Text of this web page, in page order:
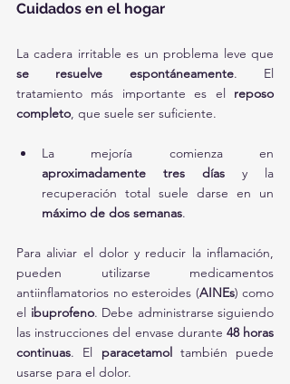
Cuidados en el hogar
se resuelve espontáneamente. El
tratamiento más importante es el reposo
completo, que suele ser suficiente.
aproximadamente tres días y la
máximo de dos semanas.
Para aliviar el dolor y reducir la inflamación,
pueden utilizarse medicamentos
antiinflamatorios no esteroides (AINEs) como
el ibuprofeno. Debe administrarse siguiendo
las instrucciones del envase durante 48 horas
continuas. El paracetamol también puede
usarse para el dolor.